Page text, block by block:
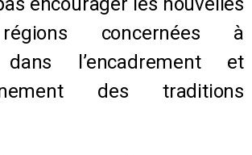
concernées à
dans l’encadrement et
des traditions